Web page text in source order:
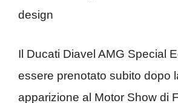
design
Il Ducati Diavel AMG Special
essere prenotato subito dopo
apparizione al Motor Show di